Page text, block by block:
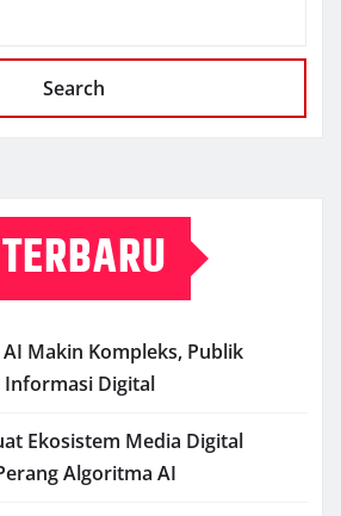
Search
Makin Kompleks, Publik
Digital
Ekosistem Media Digital
Algoritma AI